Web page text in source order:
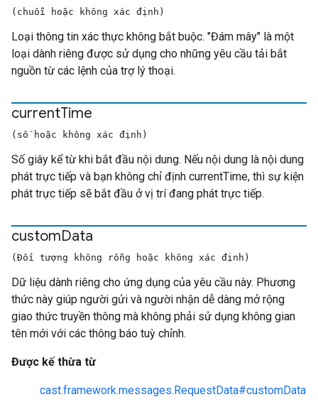
(chuỗi hoặc không xác định)
Loại thông tin xác thực không bắt buộc. "Đám mây" là một
loại dành riêng được sử dụng cho những yêu cầu tải bắt
nguồn từ các lệnh của trợ lý thoại.
currentTime
(số hoặc không xác định)
Số giây kể từ khi bắt đầu nội dung. Nếu nội dung là nội dung
phát trực tiếp và bạn không chỉ định currentTime, thì sự kiện
phát trực tiếp sẽ bắt đầu ở vị trí đang phát trực tiếp.
customData
(Đối tượng không rỗng hoặc không xác định)
Dữ liệu dành riêng cho ứng dụng của yêu cầu này. Phương
thức này giúp người gửi và người nhận dễ dàng mở rộng
giao thức truyền thông mà không phải sử dụng không gian
tên mới với các thông báo tuỳ chỉnh.
Được kế thừa từ
cast.framework.messages.RequestData#customData